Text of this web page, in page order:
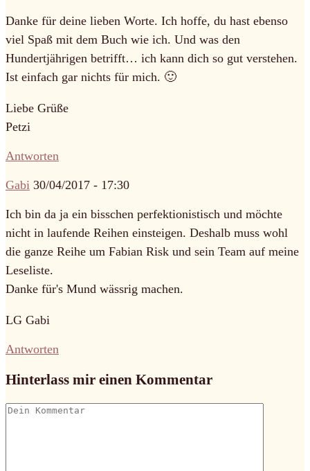
Danke für deine lieben Worte. Ich hoffe, du hast ebenso
viel Spaß mit dem Buch wie ich. Und was den
Hundertjährigen betrifft… ich kann dich so gut verstehen.
Ist einfach gar nichts für mich. 🙂
Liebe Grüße
Petzi
Antworten
Gabi 30/04/2017 - 17:30
Ich bin da ja ein bisschen perfektionistisch und möchte
nicht in laufende Reihen einsteigen. Deshalb muss wohl
die ganze Reihe um Fabian Risk und sein Team auf meine
Leseliste.
Danke für's Mund wässrig machen.
LG Gabi
Antworten
Hinterlass mir einen Kommentar